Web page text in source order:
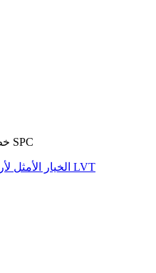
خط إنتاج اللولب المزدوج المخروطي SPC
الخيار الأمثل لأرضيات LVT